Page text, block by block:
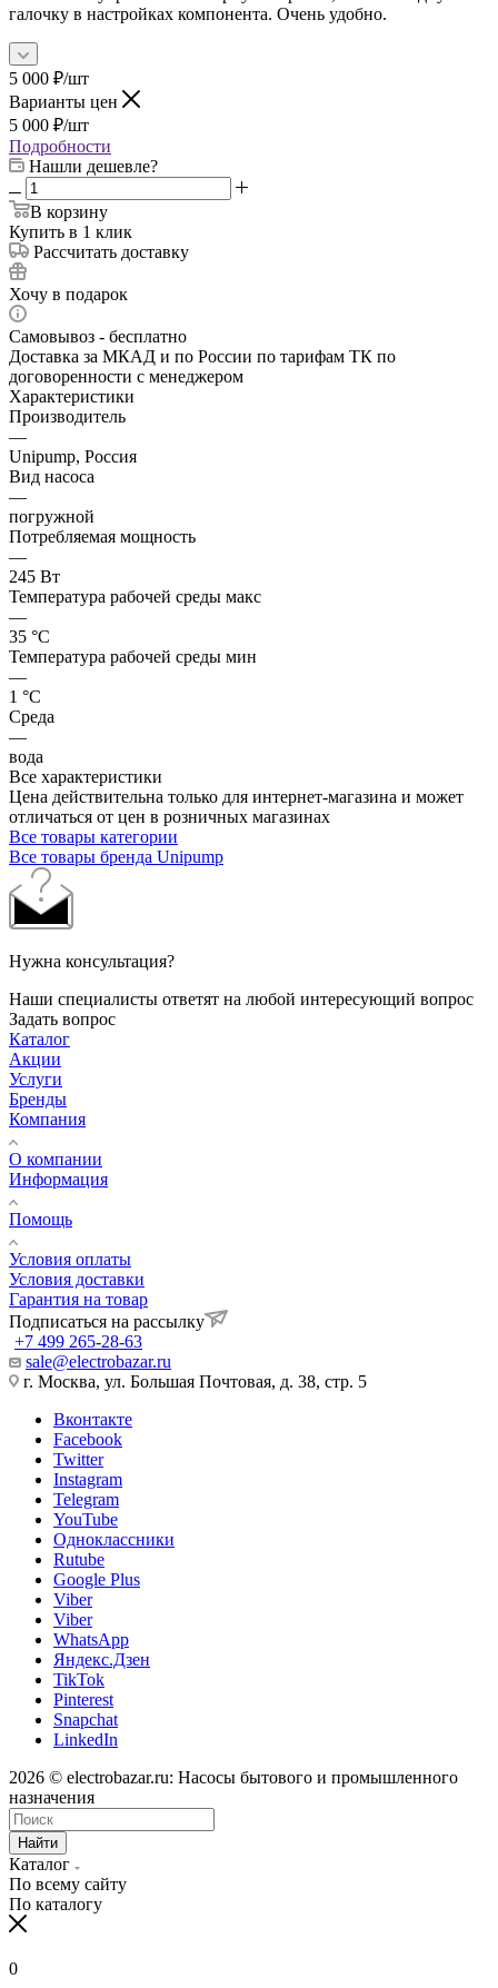
галочку в настройках компонента. Очень удобно.
5 000 ₽/шт
Варианты цен
5 000 ₽/шт
Подробности
Нашли дешевле?
В корзину
Купить в 1 клик
Рассчитать доставку
Хочу в подарок
Самовывоз - бесплатно
Доставка за МКАД и по России по тарифам ТК по
договоренности с менеджером
Характеристики
Производитель
—
Unipump, Россия
Вид насоса
—
погружной
Потребляемая мощность
—
245 Вт
Температура рабочей среды макс
—
35 °С
Температура рабочей среды мин
—
1 °С
Среда
—
вода
Все характеристики
Цена действительна только для интернет-магазина и может
отличаться от цен в розничных магазинах
Все товары категории
Все товары бренда Unipump
Нужна консультация?
Наши специалисты ответят на любой интересующий вопрос
Задать вопрос
Каталог
Акции
Услуги
Бренды
Компания
О компании
Информация
Помощь
Условия оплаты
Условия доставки
Гарантия на товар
Подписаться на рассылку
+7 499 265-28-63
sale@electrobazar.ru
г. Москва, ул. Большая Почтовая, д. 38, стр. 5
Вконтакте
Facebook
Twitter
Instagram
Telegram
YouTube
Одноклассники
Rutube
Google Plus
Viber
Viber
WhatsApp
Яндекс.Дзен
TikTok
Pinterest
Snapchat
LinkedIn
2026 © electrobazar.ru: Насосы бытового и промышленного
назначения
Найти
Каталог
По всему сайту
По каталогу
0